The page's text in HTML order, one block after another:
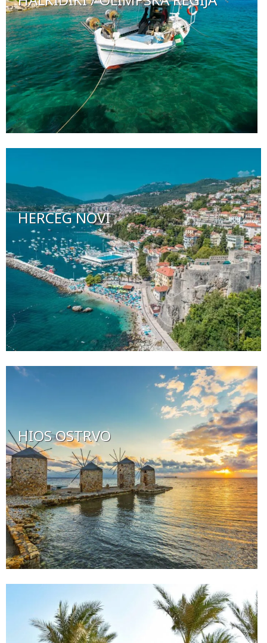
HERCEG NOVI
HIOS OSTRVO